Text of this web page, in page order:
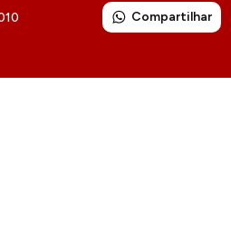
Compartilhar